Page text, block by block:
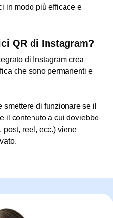
in modo più efficace e
QR di Instagram?
di Instagram crea
che sono permanenti e
di funzionare se il
il contenuto a cui dovrebbe
post, reel, ecc.) viene